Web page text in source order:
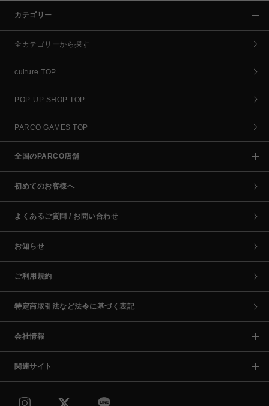
カテゴリー
全カテゴリーから探す
culture TOP
POP-UP SHOP TOP
PARCO GAMES TOP
全国のPARCO店舗
初めてのお客様へ
よくあるご質問 / お問い合わせ
お知らせ
ご利用規約
特定商取引法など法令に基づく表記
会社情報
関連サイト